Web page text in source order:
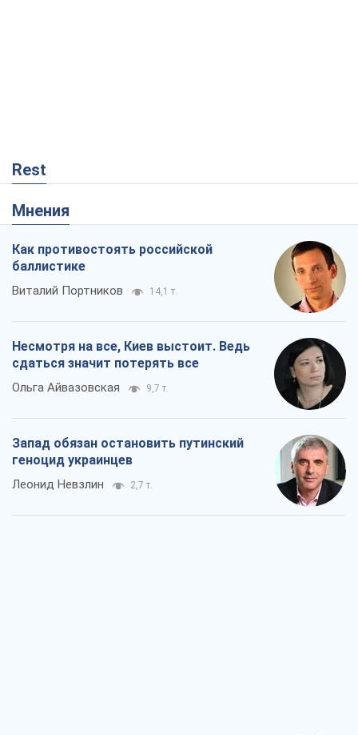
Rest
Мнения
Как противостоять российской
баллистике
Виталий Портников 14,1 т.
Несмотря на все, Киев выстоит. Ведь
сдаться значит потерять все
Ольга Айвазовская 9,7 т.
Запад обязан остановить путинский
геноцид украинцев
Леонид Невзлин 2,7 т.